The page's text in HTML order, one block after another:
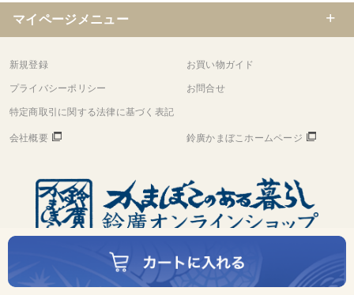
マイページメニュー
新規登録 お買い物ガイド
プライバシーポリシー お問合せ
特定商取引に関する法律に基づく表記
会社概要 鈴廣かまぼこホームページ
Copyright Suzuhiro Co.,Ltd. All rights reserved.